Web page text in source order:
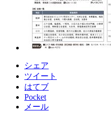
シェア
ツイート
はてブ
Pocket
メール